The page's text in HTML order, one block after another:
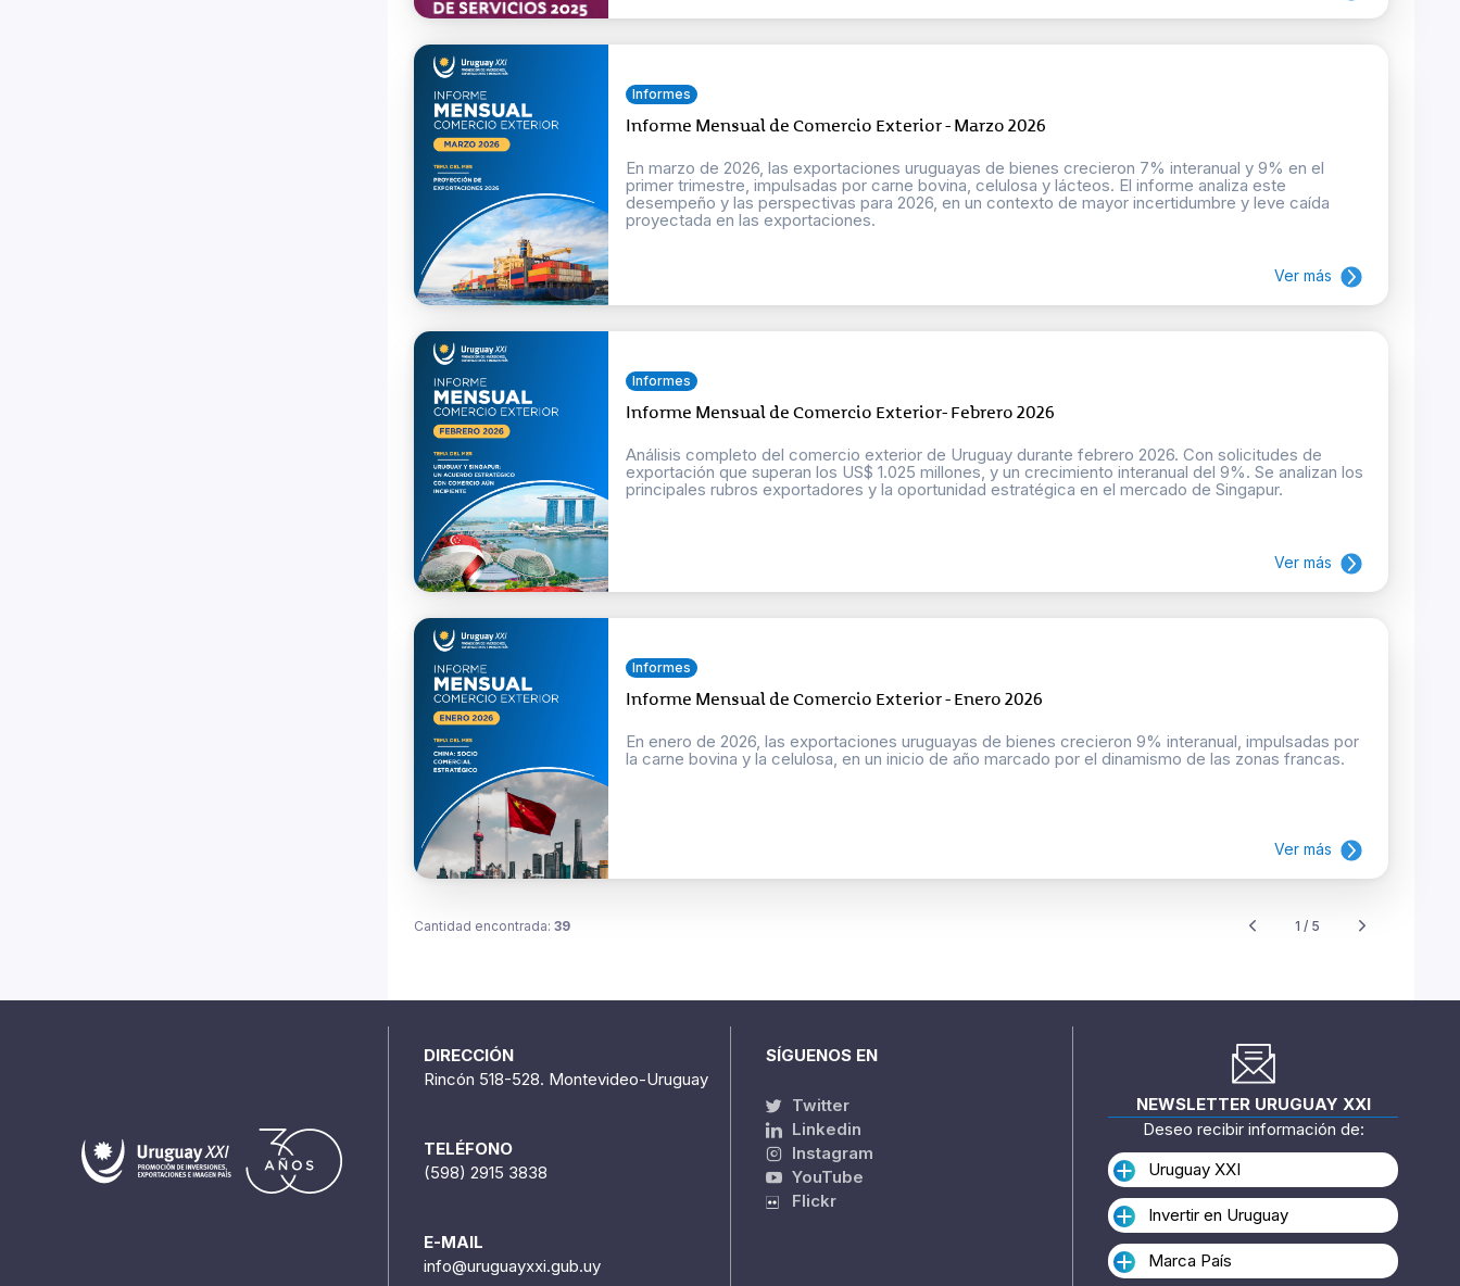
Informes
Informe Mensual de Comercio Exterior - Marzo 2026
En marzo de 2026, las exportaciones uruguayas de bienes crecieron 7% interanual y 9% en el
primer trimestre, impulsadas por carne bovina, celulosa y lácteos. El informe analiza este
desempeño y las perspectivas para 2026, en un contexto de mayor incertidumbre y leve caída
proyectada en las exportaciones.
Ver más
Informes
Informe Mensual de Comercio Exterior- Febrero 2026
Análisis completo del comercio exterior de Uruguay durante febrero 2026. Con solicitudes de
exportación que superan los US$ 1.025 millones, y un crecimiento interanual del 9%. Se analizan los
principales rubros exportadores y la oportunidad estratégica en el mercado de Singapur.
Ver más
Informes
Informe Mensual de Comercio Exterior - Enero 2026
En enero de 2026, las exportaciones uruguayas de bienes crecieron 9% interanual, impulsadas por
la carne bovina y la celulosa, en un inicio de año marcado por el dinamismo de las zonas francas.
Ver más
Cantidad encontrada: 39 1 / 5
DIRECCIÓN
Rincón 518-528. Montevideo-Uruguay
TELÉFONO
(598) 2915 3838
E-MAIL
info@uruguayxxi.gub.uy
SÍGUENOS EN
Twitter
Linkedin
Instagram
YouTube
Flickr
NEWSLETTER URUGUAY XXI
Deseo recibir información de:
Uruguay XXI
Invertir en Uruguay
Marca País